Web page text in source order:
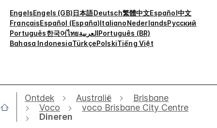
EngelsEngels (GB)日本語Deutsch繁體中文Español中文
FrançaisEspañol (España)ItalianoNederlandsРусский
Português한국어ไทยالعربيةPortuguês (BR)
Bahasa IndonesiaTürkçePolskiTiếng Việt
Ontdek Australië
Brisbane
Voco
voco Brisbane City Centre
Dineren